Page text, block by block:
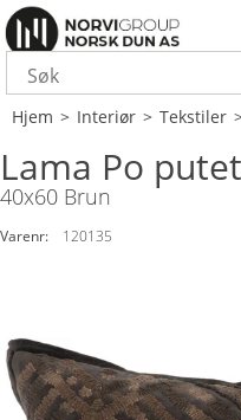
Hjem>Interiør>Tekstiler
Lama Po
40x60 Brun
Varenr: 120135